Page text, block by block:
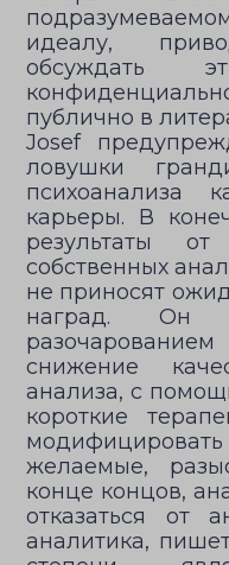
идеалу,
обсуждать
публично в
Josef
ловушки
психоанализа
карьеры. В
результаты
собственных
не приносят
наград. Он
снижение
анализа, с
короткие
желаемые,
конце концов,
отказаться от
аналитика,